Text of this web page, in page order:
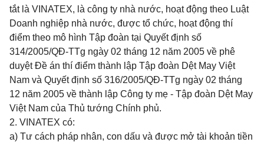
tắt là VINATEX, là công ty nhà nước, hoạt động theo Luật
Doanh nghiệp nhà nước, được tổ chức, hoạt động thí
điểm theo mô hình Tập đoàn tại Quyết định số
314/2005/QĐ-TTg ngày 02 tháng 12 năm 2005 về phê
duyệt Đề án thí điểm thành lập Tập đoàn Dệt May Việt
Nam và Quyết định số 316/2005/QĐ-TTg ngày 02 tháng
12 năm 2005 về thành lập Công ty mẹ - Tập đoàn Dệt May
Việt Nam của Thủ tướng Chính phủ.
2. VINATEX có:
a) Tư cách pháp nhân, con dấu và được mở tài khoản tiền